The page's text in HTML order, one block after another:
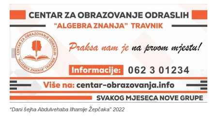
“Dani šejha Abdulvehaba Ilhamije Žepčaka” 2022